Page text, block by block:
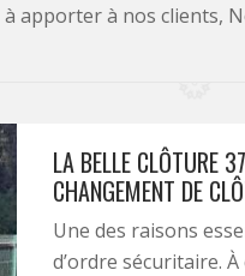
apporter à nos clients,
LA BELLE CLÔTURE
CHANGEMENT DE
Une des raisons
d’ordre sécuritaire.